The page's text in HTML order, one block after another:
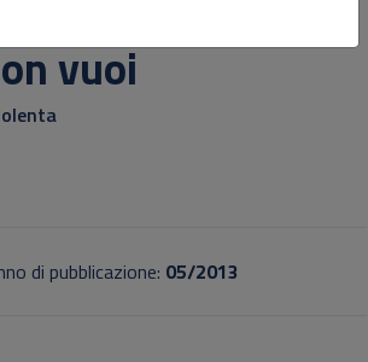
vuoi
di pubblicazione: 05/2013